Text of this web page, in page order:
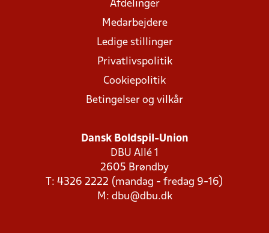
Afdelinger
Medarbejdere
Ledige stillinger
Privatlivspolitik
Cookiepolitik
Betingelser og vilkår
Dansk Boldspil-Union
DBU Allé 1
2605 Brøndby
T: 4326 2222 (mandag - fredag 9-16)
M: dbu@dbu.dk